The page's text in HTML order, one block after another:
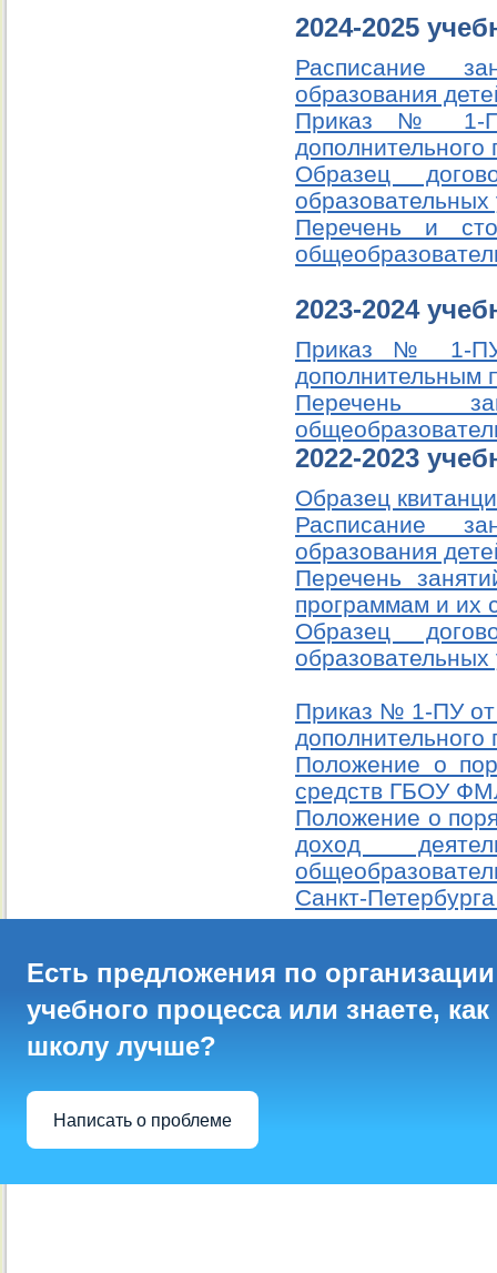
2024-2025
Расписание
образования
Приказ № 1-ПУ
дополнительного
Образец
образовательных
Перечень и
2023-2024
Приказ № 1-ПУ
дополнительным
Перечень
2022-2023
Образец
Расписание
образования
Перечень
программам и их
Образец
образовательных
Приказ № 1-ПУ от
дополнительного
Положение о
средств ГБОУ
Положение о
доход
Санкт-
Есть предложения по организации
учебного процесса или знаете,
школу лучше?
Написать о проблеме